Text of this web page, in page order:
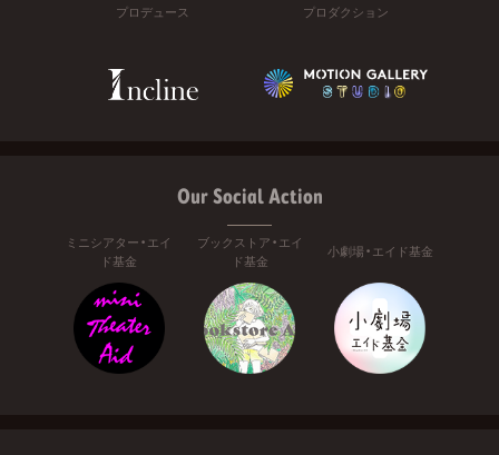
プロデュース プロダクション
Our Social Action
ミニシアター・エイ
ド基金
ブックストア・エイ
ド基金
小劇場・エイド基金